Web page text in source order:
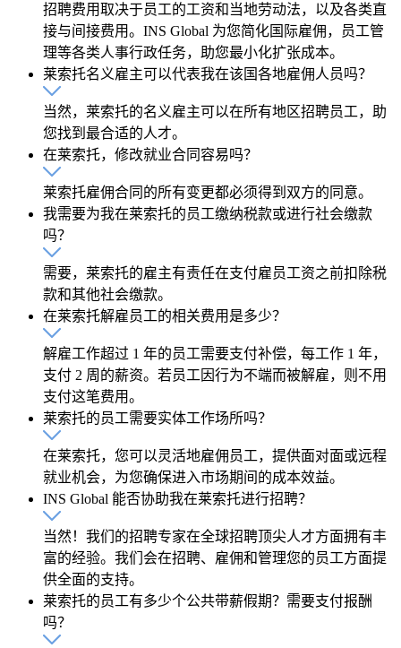
招聘费用取决于员工的工资和当地劳动法，以及各类直
接与间接费用。INS Global 为您简化国际雇佣，员工管
理等各类人事行政任务，助您最小化扩张成本。
莱索托名义雇主可以代表我在该国各地雇佣人员吗？
当然，莱索托的名义雇主可以在所有地区招聘员工，助
您找到最合适的人才。
在莱索托，修改就业合同容易吗？
莱索托雇佣合同的所有变更都必须得到双方的同意。
我需要为我在莱索托的员工缴纳税款或进行社会缴款
吗？
需要，莱索托的雇主有责任在支付雇员工资之前扣除税
款和其他社会缴款。
在莱索托解雇员工的相关费用是多少？
解雇工作超过 1 年的员工需要支付补偿，每工作 1 年，
支付 2 周的薪资。若员工因行为不端而被解雇，则不用
支付这笔费用。
莱索托的员工需要实体工作场所吗？
在莱索托，您可以灵活地雇佣员工，提供面对面或远程
就业机会，为您确保进入市场期间的成本效益。
INS Global 能否协助我在莱索托进行招聘？
当然！我们的招聘专家在全球招聘顶尖人才方面拥有丰
富的经验。我们会在招聘、雇佣和管理您的员工方面提
供全面的支持。
莱索托的员工有多少个公共带薪假期？需要支付报酬
吗？